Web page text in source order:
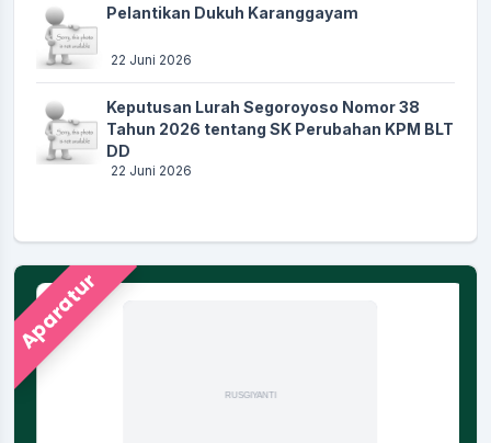
Pelantikan Dukuh Karanggayam
22 Juni 2026
Keputusan Lurah Segoroyoso Nomor 38
Tahun 2026 tentang SK Perubahan KPM BLT
DD
22 Juni 2026
Aparatur